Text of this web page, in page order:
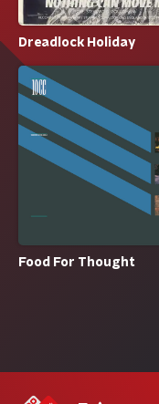
Dreadlock Holiday
Food For Thought